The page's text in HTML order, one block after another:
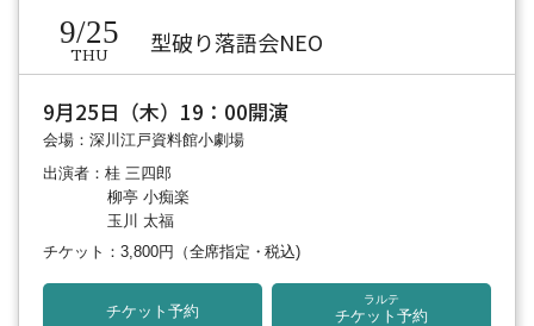
9/25
THU 型破り落語会NEO
9月25日（木）19：00開演
会場：深川江戸資料館小劇場
出演者：桂 三四郎
柳亭 小痴楽
玉川 太福
チケット：3,800円
（全席指定・税込)
チケット予約
ラルテ
チケット予約